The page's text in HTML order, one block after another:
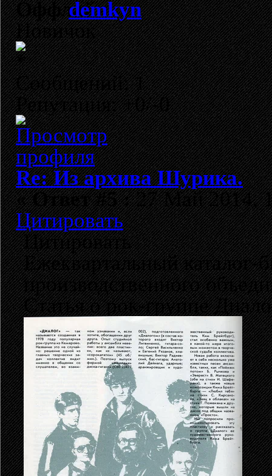
demkyn
Новичок
Сообщений: 1
Репутация: +0/-0
Re: Из архива Шурика.
«Ответ #5 :27 Май 2014,
Цитировать
Цитировать
Ежеквартальный
производственного
Статья о рок-группе